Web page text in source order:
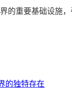
的重要基础设施
的独特存在